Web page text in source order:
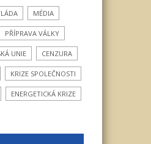
MÉDIA
PŘÍPRAVA VÁLKY
UNIE CENZURA
KRIZE SPOLEČNOSTI
ENERGETICKÁ KRIZE